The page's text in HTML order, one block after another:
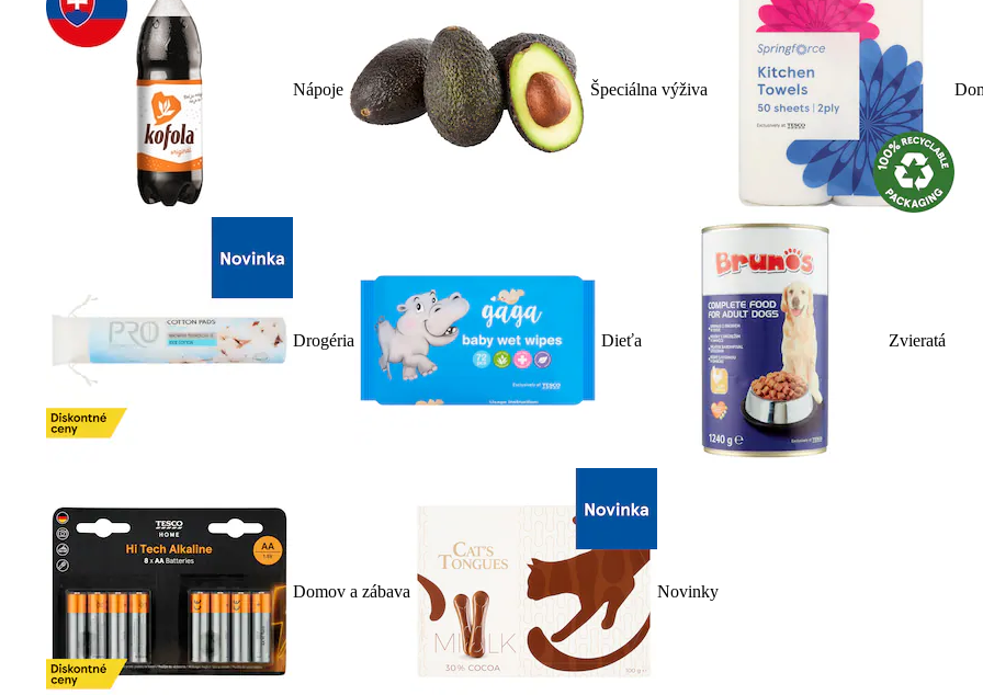
Nápoje Špeciálna výživa
Drogéria Dieťa Zvieratá
Domov a zábava Novinky